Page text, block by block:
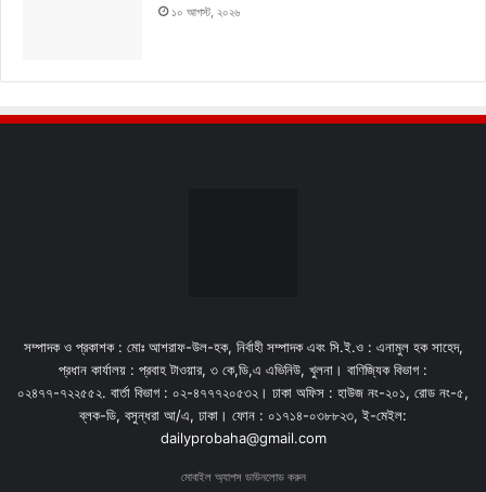
১০ আগস্ট, ২০২৬
সম্পাদক ও প্রকাশক : মোঃ আশরাফ-উল-হক, নির্বাহী সম্পাদক এবং সি.ই.ও : এনামুল হক সাহেদ,
প্রধান কার্যালয় : প্রবাহ টাওয়ার, ৩ কে,ডি,এ এভিনিউ, খুলনা। বাণিজ্যিক বিভাগ :
০২৪৭৭-৭২২৫৫২. বার্তা বিভাগ : ০২-৪৭৭৭২০৫৩২। ঢাকা অফিস : হাউজ নং-২০১, রোড নং-৫,
ব্লক-ডি, বসুন্ধরা আ/এ, ঢাকা। ফোন : ০১৭১৪-০৩৮৮২৩, ই-মেইল:
dailyprobaha@gmail.com
মোবাইল অ্যাপস ডাউনলোড করুন